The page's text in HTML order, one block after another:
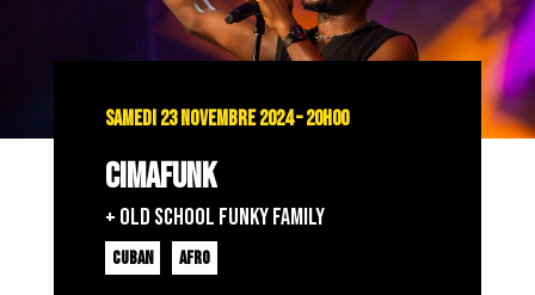
SAMEDI 23 NOVEMBRE 2024 – 20H00
CIMAFUNK
+ OLD SCHOOL FUNKY FAMILY
CUBAN AFRO